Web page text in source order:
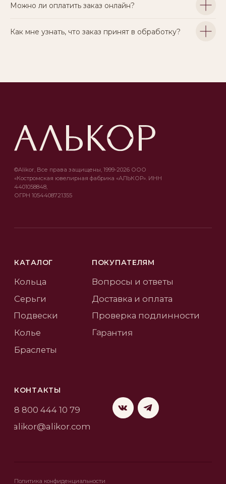
Можно ли оплатить заказ онлайн?
Как мне узнать, что заказ принят в обработку?